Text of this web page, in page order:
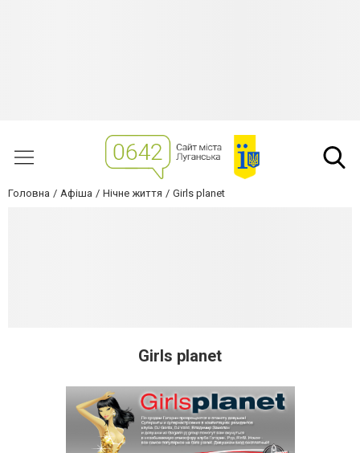
Головна Афіша Нічне життя Girls planet
Girls planet